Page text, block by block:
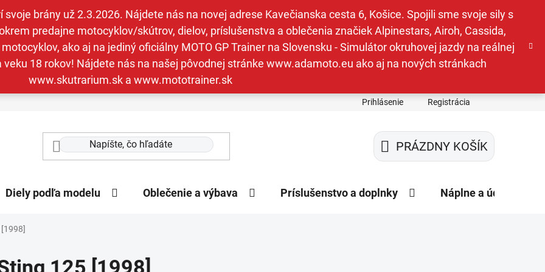
brány už 2.3.2026. Nájdete nás na novej adrese Kavečianska cesta 6, Košice. Spojili sme svoje sily s
predajne motocyklov/skútrov, dielov, príslušenstva a oblečenia značiek Alpinestars, Airoh, Cassida,
ako aj na jediný oficiálny MOTO GP Trainer na Slovensku - Simulátor okruhovej jazdy na reálnej
18 rokov! Nájdete nás na našej pôvodnej stránke www.adamoto.eu ako aj na nových stránkach
www.skutrarium.sk a www.mototrainer.sk
Prihlásenie Registrácia
NÁKUPNÝ
KOŠÍK
PRÁZDNY KOŠÍK
Diely podľa modelu Oblečenie a výbava Príslušenstvo a doplnky Náplne a údržba
125 [1998]